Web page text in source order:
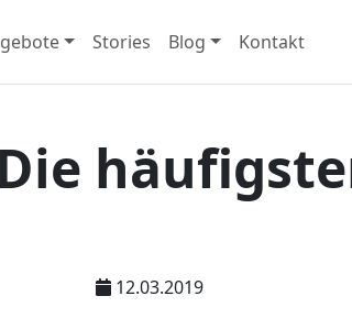
Stories Blog Kontakt
12.03.2019